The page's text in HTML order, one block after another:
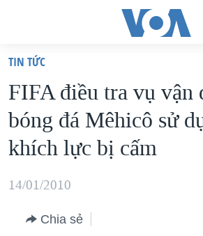
truy
cập
Tới
nội
chính
VIỆT NAM
HOA KỲ
BIỂN ĐÔNG
THẾ GIỚI
DIỄN ĐÀN
TIN TỨC
FIFA điều tra vụ vận
bóng đá Mêhicô sử
khích lực bị cấm
14/01/2010
Chia sẻ